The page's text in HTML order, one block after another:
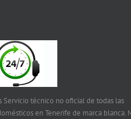
Servicio técnico no oficial de todas las
en Tenerife de marca blanca.